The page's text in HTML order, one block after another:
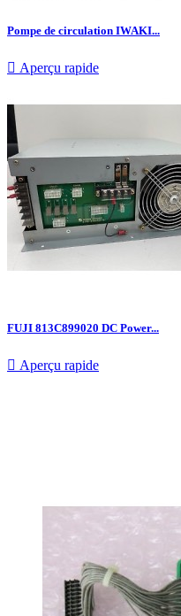
Pompe de circulation IWAKI...
 Aperçu rapide
FUJI 813C899020 DC Power...
 Aperçu rapide